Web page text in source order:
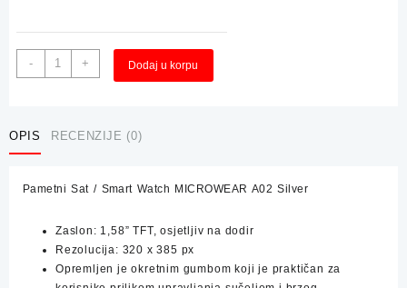
-
Pametni
Sat
Watch
Silver
+ Dodaj u korpu
OPIS RECENZIJE (0)
Pametni Sat / Smart Watch MICROWEAR A02 Silver
Zaslon: 1,58” TFT, osjetljiv na dodir
Rezolucija: 320 x 385 px
Opremljen je okretnim gumbom koji je praktičan za